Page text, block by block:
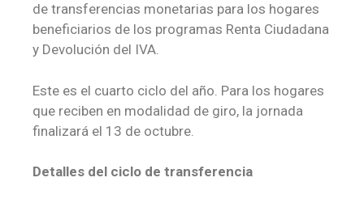
de transferencias monetarias para los hogares
beneficiarios de los programas Renta Ciudadana
y Devolución del IVA.
Este es el cuarto ciclo del año. Para los hogares
que reciben en modalidad de giro, la jornada
finalizará el 13 de octubre.
Detalles del ciclo de transferencia